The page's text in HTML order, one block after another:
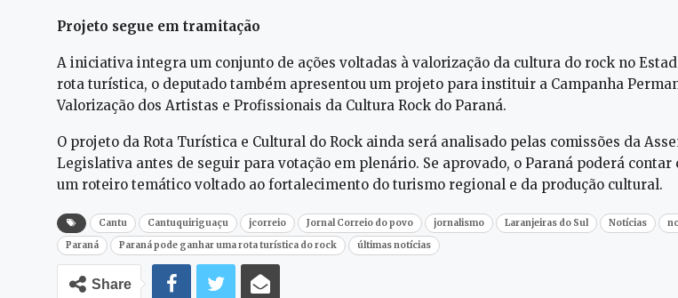
Projeto segue em tramitação
A iniciativa integra um conjunto de ações voltadas à valorização da cultura do rock no
rota turística, o deputado também apresentou um projeto para instituir a Campanha
Valorização dos Artistas e Profissionais da Cultura Rock do Paraná.
O projeto da Rota Turística e Cultural do Rock ainda será analisado pelas comissões da
Legislativa antes de seguir para votação em plenário. Se aprovado, o Paraná poderá contar
um roteiro temático voltado ao fortalecimento do turismo regional e da produção cultural.
Cantu Cantuquiriguaçu jcorreio Jornal Correio do povo jornalismo Laranjeiras do Sul Notícias
Paraná
Paraná pode ganhar uma rota turística do rock últimas notícias
Share